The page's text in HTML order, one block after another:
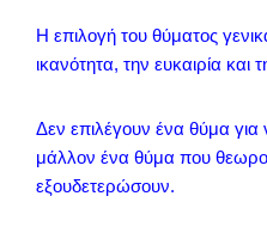
Η επιλογή του θύματος
ικανότητα, την ευκαιρία και
Δεν επιλέγουν ένα θύμα
μάλλον ένα θύμα που
εξουδετερώσουν.